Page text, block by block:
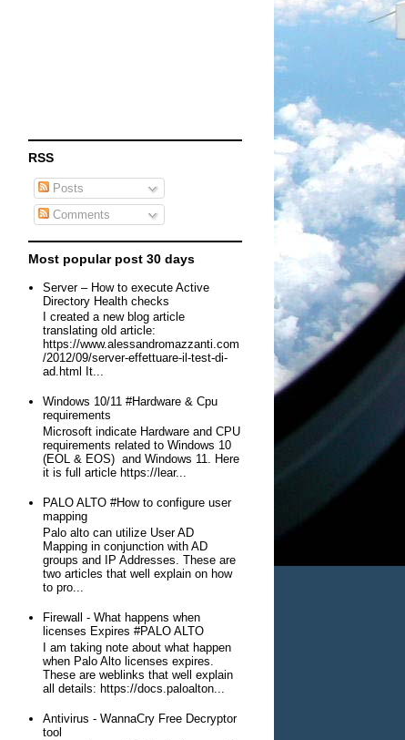
RSS
Posts
Comments
Most popular post 30 days
Server – How to execute Active
Directory Health checks
I created a new blog article
translating old article:
https://www.alessandromazzanti.com
/2012/09/server-effettuare-il-test-di-
ad.html It...
Windows 10/11 #Hardware & Cpu
requirements
Microsoft indicate Hardware and CPU
requirements related to Windows 10
(EOL & EOS) and Windows 11. Here
it is full article https://lear...
PALO ALTO #How to configure user
mapping
Palo alto can utilize User AD
Mapping in conjunction with AD
groups and IP Addresses. These are
two articles that well explain on how
to pro...
Firewall - What happens when
licenses Expires #PALO ALTO
I am taking note about what happen
when Palo Alto licenses expires.
These are weblinks that well explain
all details: https://docs.paloalton...
Antivirus - WannaCry Free Decryptor
tool